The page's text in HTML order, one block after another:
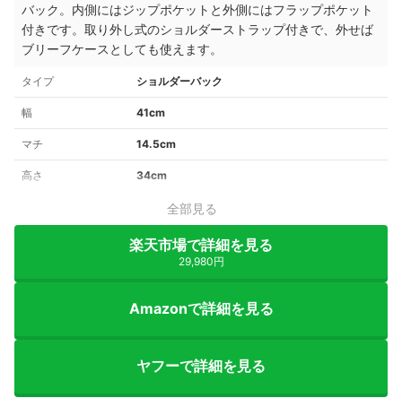
バック。内側にはジップポケットと外側にはフラップポケット
付きです。取り外し式のショルダーストラップ付きで、外せば
ブリーフケースとしても使えます。
タイプ ショルダーバック
幅 41cm
マチ 14.5cm
高さ 34cm
全部見る
楽天市場で詳細を見る
29,980円
Amazonで詳細を見る
ヤフーで詳細を見る